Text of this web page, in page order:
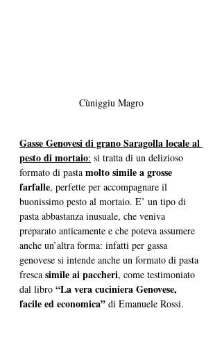
Cùniggiu Magro
Gasse Genovesi di grano Saragolla locale al
pesto di mortaio: si tratta di un delizioso
formato di pasta molto simile a grosse
farfalle, perfette per accompagnare il
buonissimo pesto al mortaio. E’ un tipo di
pasta abbastanza inusuale, che veniva
preparato anticamente e che poteva assumere
anche un’altra forma: infatti per gassa
genovese si intende anche un formato di pasta
fresca simile ai paccheri, come testimoniato
dal libro “La vera cuciniera Genovese,
facile ed economica” di Emanuele Rossi.